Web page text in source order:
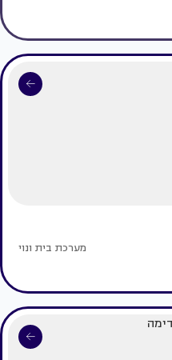
מערכת בית ונוי